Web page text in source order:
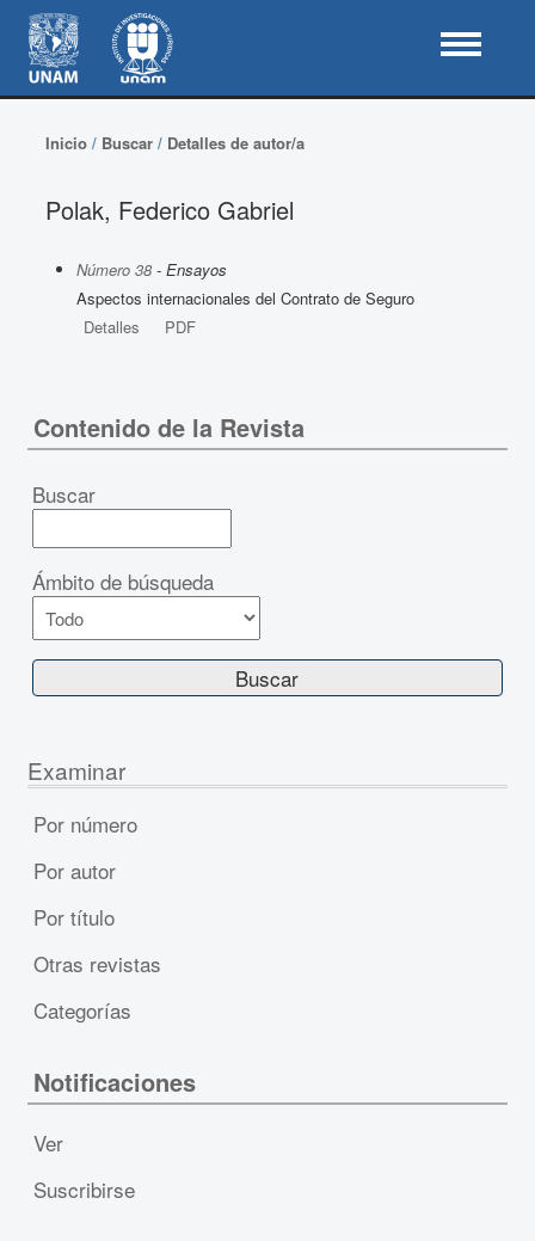
Inicio/ Buscar/ Detalles de autor/a
Polak, Federico Gabriel
Número 38- Ensayos
Aspectos internacionales del Contrato de Seguro
Detalles
PDF
Contenido de la Revista
Buscar
Ámbito de búsqueda
Examinar
Por número
Por autor
Por título
Otras revistas
Categorías
Notificaciones
Ver
Suscribirse